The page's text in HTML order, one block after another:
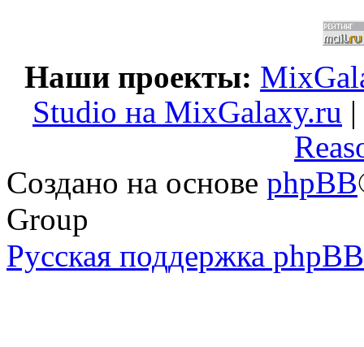
Наши проекты:
Studio на MixGalaxy.ru |
Создано на основе phpBB
Group
Русская поддержка phpBB